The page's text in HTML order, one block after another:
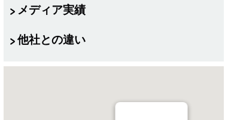
メディア実績
他社との違い